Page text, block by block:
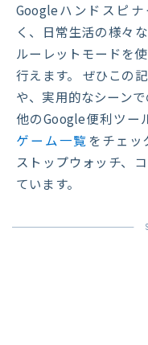
Googleハンドスピ
く、日常生活の様々
ルーレットモードを
行えます。 ぜひこの
や、実用的なシーン
他のGoogle便利ツー
ゲーム一覧 をチェッ
ストップウォッチ、
ています。